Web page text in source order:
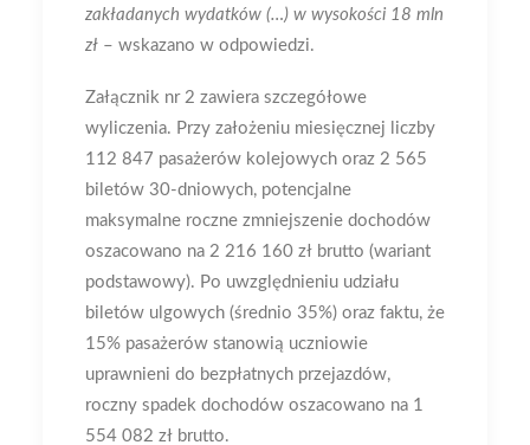
zakładanych wydatków (…) w wysokości 18 mln
zł – wskazano w odpowiedzi.
Załącznik nr 2 zawiera szczegółowe
wyliczenia. Przy założeniu miesięcznej liczby
112 847 pasażerów kolejowych oraz 2 565
biletów 30-dniowych, potencjalne
maksymalne roczne zmniejszenie dochodów
oszacowano na 2 216 160 zł brutto (wariant
podstawowy). Po uwzględnieniu udziału
biletów ulgowych (średnio 35%) oraz faktu, że
15% pasażerów stanowią uczniowie
uprawnieni do bezpłatnych przejazdów,
roczny spadek dochodów oszacowano na 1
554 082 zł brutto.